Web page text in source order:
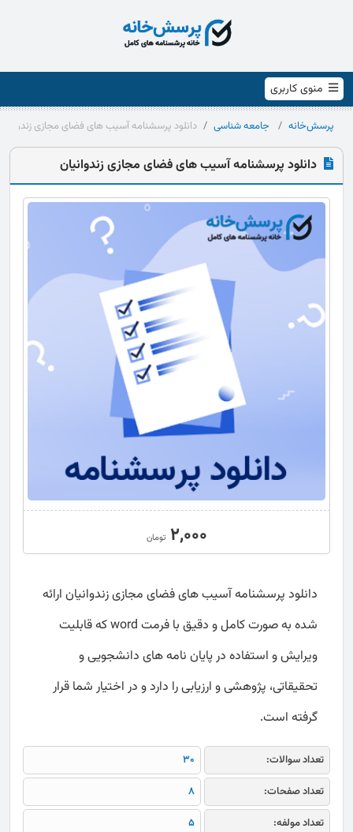
منوی کاربری
پرسش‌خانه جامعه شناسی دانلود پرسشنامه آسیب های فضای مجازی
دانلود پرسشنامه آسیب های فضای مجازی زندوانیان
2,000 تومان
دانلود پرسشنامه آسیب های فضای مجازی زندوانیان ارائه
شده به صورت کامل و دقیق با فرمت word که قابلیت
ویرایش و استفاده در پایان نامه های دانشجویی و
تحقیقاتی، پژوهشی و ارزیابی را دارد و در اختیار شما قرار
گرفته است.
تعداد سوالات:
30
تعداد صفحات:
8
تعداد مولفه:
5